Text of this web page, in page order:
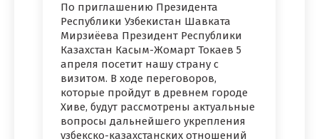
По приглашению Президента
Республики Узбекистан Шавката
Мирзиёева Президент Республики
Казахстан Касым-Жомарт Токаев 5
апреля посетит нашу страну с
визитом. В ходе переговоров,
которые пройдут в древнем городе
Хиве, будут рассмотрены актуальные
вопросы дальнейшего укрепления
узбекско-казахстанских отношений